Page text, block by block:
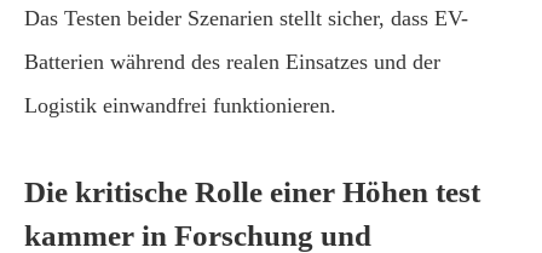
Das Testen beider Szenarien stellt sicher, dass EV-
Batterien während des realen Einsatzes und der
Logistik einwandfrei funktionieren.
Die kritische Rolle einer Höhen test
kammer in Forschung und